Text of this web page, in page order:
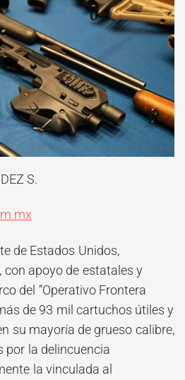
S.
de Estados Unidos,
con apoyo de estatales y
del “Operativo Frontera
de 93 mil cartuchos útiles y
su mayoría de grueso calibre,
por la delincuencia
la vinculada al